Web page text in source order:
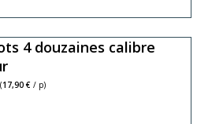
4 douzaines calibre
(17,90 € / p)